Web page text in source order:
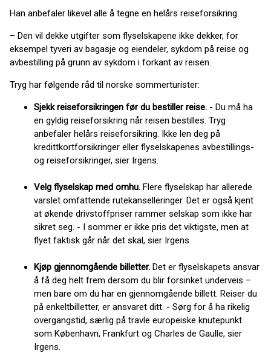
Han anbefaler likevel alle å tegne en helårs reiseforsikring.
– Den vil dekke utgifter som flyselskapene ikke dekker, for
eksempel tyveri av bagasje og eiendeler, sykdom på reise og
avbestilling på grunn av sykdom i forkant av reisen.
Tryg har følgende råd til norske sommerturister:
Sjekk reiseforsikringen før du bestiller reise. - Du må ha
en gyldig reiseforsikring når reisen bestilles. Tryg
anbefaler helårs reiseforsikring. Ikke len deg på
kredittkortforsikringer eller flyselskapenes avbestillings-
og reiseforsikringer, sier Irgens.
Velg flyselskap med omhu. Flere flyselskap har allerede
varslet omfattende rutekanselleringer. Det er også kjent
at økende drivstoffpriser rammer selskap som ikke har
sikret seg. - I sommer er ikke pris det viktigste, men at
flyet faktisk går når det skal, sier Irgens.
Kjøp gjennomgående billetter. Det er flyselskapets ansvar
å få deg helt frem dersom du blir forsinket underveis –
men bare om du har en gjennomgående billett. Reiser du
på enkeltbilletter, er ansvaret ditt. - Sørg for å ha rikelig
overgangstid, særlig på travle europeiske knutepunkt
som København, Frankfurt og Charles de Gaulle, sier
Irgens.